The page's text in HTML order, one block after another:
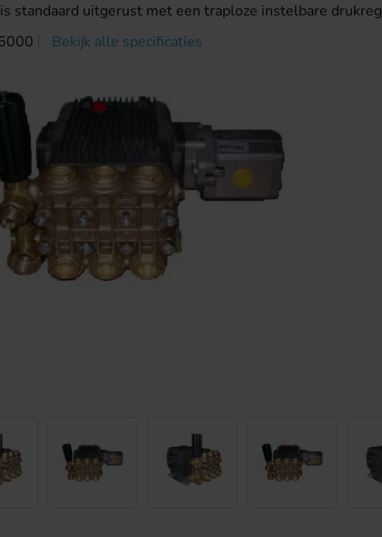
standaard uitgerust met een traploze instelbare
Bekijk alle specificaties